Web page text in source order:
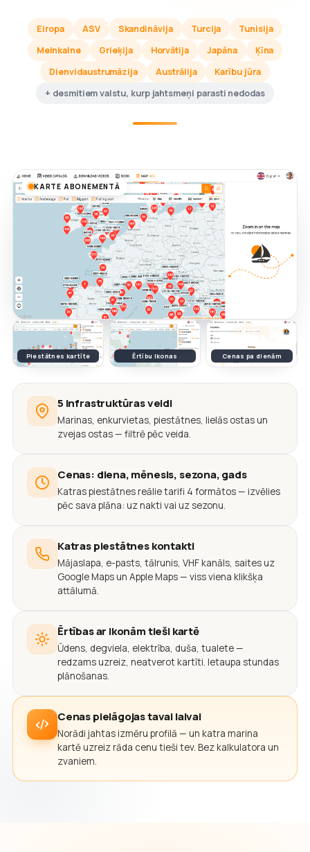
Eiropa ASV Skandināvija Turcija
Tunisija
Melnkalne
Grieķija Horvātija Japāna
Ķīna
Dienvidaustrumāzija
Austrālija
Karību jūra
+ desmitiem valstu, kurp jahtsmeņi parasti nedodas
KARTE ABONEMENTĀ
Piestātnes kartīte Ērtību ikonas Cenas pa dienām
5 infrastruktūras veidi
Marinas, enkurvietas, piestātnes, lielās ostas un
zvejas ostas — filtrē pēc veida.
Cenas: diena, mēnesis, sezona, gads
Katras piestātnes reālie tarifi 4 formātos — izvēlies
pēc sava plāna: uz nakti vai uz sezonu.
Katras piestātnes kontakti
Mājaslapa, e-pasts, tālrunis, VHF kanāls, saites uz
Google Maps un Apple Maps — viss viena klikšķa
attālumā.
Ērtības ar ikonām tieši kartē
Ūdens, degviela, elektrība, duša, tualete —
redzams uzreiz, neatverot kartīti. Ietaupa stundas
plānošanas.
Cenas pielāgojas tavai laivai
Norādi jahtas izmēru profilā — un katra marina
kartē uzreiz rāda cenu tieši tev. Bez kalkulatora un
zvaniem.